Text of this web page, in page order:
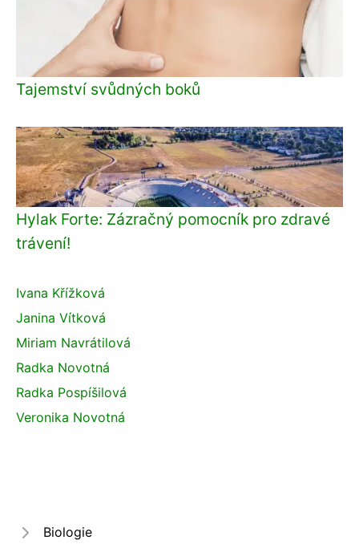
Tajemství svůdných boků
Hylak Forte: Zázračný pomocník pro zdravé
trávení!
Ivana Křížková
Janina Vítková
Miriam Navrátilová
Radka Novotná
Radka Pospíšilová
Veronika Novotná
Biologie